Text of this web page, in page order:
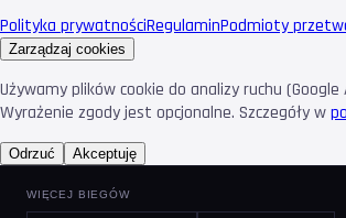
Polityka prywatnościRegulaminPodmioty
Zarządzaj cookies
Używamy plików cookie do analizy ruchu (Google
Wyrażenie zgody jest opcjonalne. Szczegóły w
Odrzuć Akceptuję
WIĘCEJ BIEGÓW